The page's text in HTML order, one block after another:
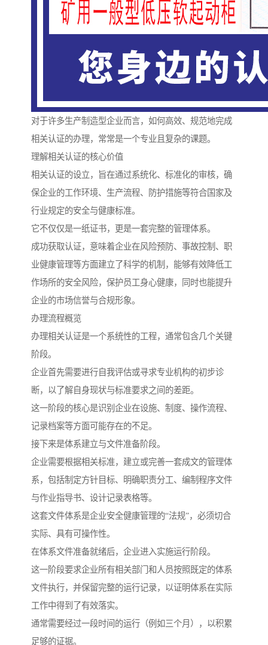
对于许多生产制造型企业而言，如何高效、规范地完成
相关认证的办理，常常是一个专业且复杂的课题。
理解相关认证的核心价值
相关认证的设立，旨在通过系统化、标准化的审核，确
保企业的工作环境、生产流程、防护措施等符合国家及
行业规定的安全与健康标准。
它不仅仅是一纸证书，更是一套完整的管理体系。
成功获取认证，意味着企业在风险预防、事故控制、职
业健康管理等方面建立了科学的机制，能够有效降低工
作场所的安全风险，保护员工身心健康，同时也能提升
企业的市场信誉与合规形象。
办理流程概览
办理相关认证是一个系统性的工程，通常包含几个关键
阶段。
企业首先需要进行自我评估或寻求专业机构的初步诊
断，以了解自身现状与标准要求之间的差距。
这一阶段的核心是识别企业在设施、制度、操作流程、
记录档案等方面可能存在的不足。
接下来是体系建立与文件准备阶段。
企业需要根据相关标准，建立或完善一套成文的管理体
系，包括制定方针目标、明确职责分工、编制程序文件
与作业指导书、设计记录表格等。
这套文件体系是企业安全健康管理的“法规”，必须切合
实际、具有可操作性。
在体系文件准备就绪后，企业进入实施运行阶段。
这一阶段要求企业所有相关部门和人员按照既定的体系
文件执行，并保留完整的运行记录，以证明体系在实际
工作中得到了有效落实。
通常需要经过一段时间的运行（例如三个月），以积累
足够的证据。